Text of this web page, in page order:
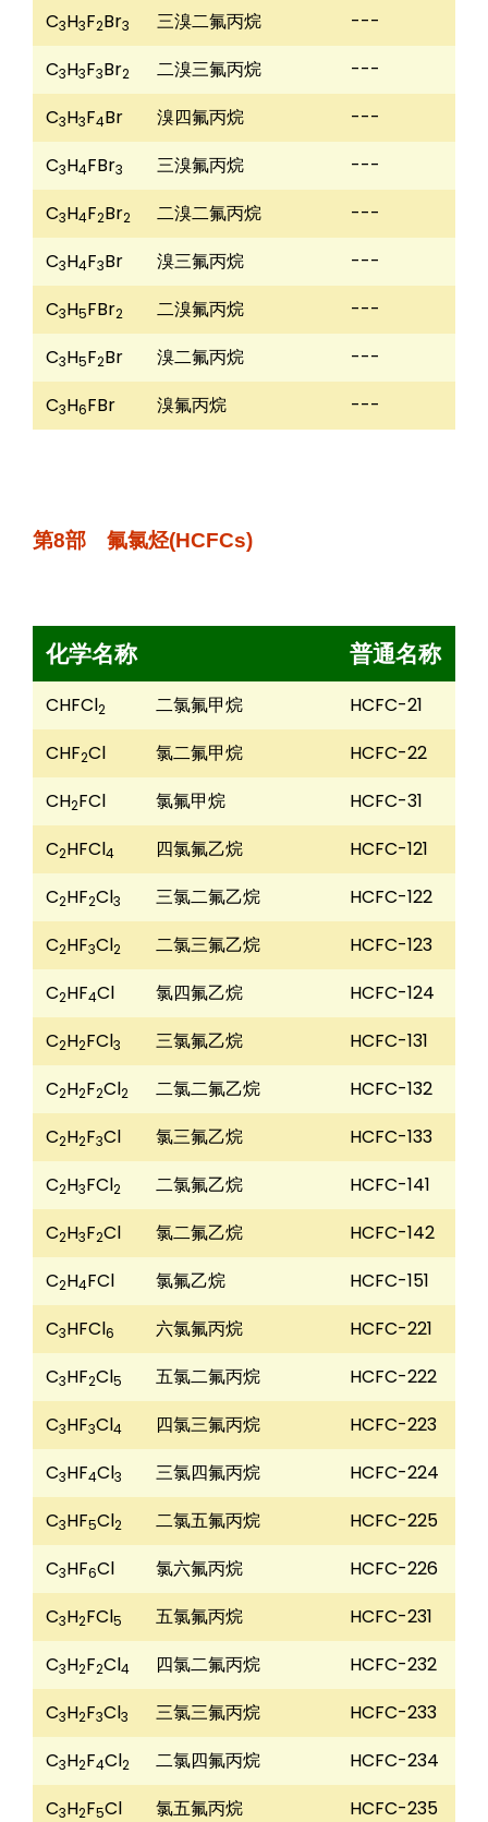
C3H3F2Br3 三溴二氟丙烷
---
C3H3F3Br2 二溴三氟丙烷
---
C3H3F4Br 溴四氟丙烷
---
C3H4FBr3 三溴氟丙烷
---
C3H4F2Br2 二溴二氟丙烷
---
C3H4F3Br 溴三氟丙烷
---
C3H5FBr2 二溴氟丙烷
---
C3H5F2Br 溴二氟丙烷
---
C3H6FBr 溴氟丙烷 ---
第8部 氟氯烃(HCFCs)
化学名称 普通名称
CHFCl2 二氯氟甲烷
HCFC-21
CHF2Cl 氯二氟甲烷
HCFC-22
CH2FCl 氯氟甲烷
HCFC-31
C2HFCl4 四氯氟乙烷
HCFC-121
C2HF2Cl3 三氯二氟乙烷
HCFC-122
C2HF3Cl2 二氯三氟乙烷
HCFC-123
C2HF4Cl 氯四氟乙烷
HCFC-124
C2H2FCl3 三氯氟乙烷
HCFC-131
C2H2F2Cl2 二氯二氟乙烷
HCFC-132
C2H2F3Cl 氯三氟乙烷
HCFC-133
C2H3FCl2 二氯氟乙烷
HCFC-141
C2H3F2Cl 氯二氟乙烷
HCFC-142
C2H4FCl 氯氟乙烷
HCFC-151
C3HFCl6 六氯氟丙烷
HCFC-221
C3HF2Cl5 五氯二氟丙烷
HCFC-222
C3HF3Cl4 四氯三氟丙烷
HCFC-223
C3HF4Cl3 三氯四氟丙烷
HCFC-224
C3HF5Cl2 二氯五氟丙烷
HCFC-225
C3HF6Cl 氯六氟丙烷
HCFC-226
C3H2FCl5 五氯氟丙烷
HCFC-231
C3H2F2Cl4 四氯二氟丙烷
HCFC-232
C3H2F3Cl3 三氯三氟丙烷
HCFC-233
C3H2F4Cl2 二氯四氟丙烷
HCFC-234
C3H2F5Cl 氯五氟丙烷 HCFC-235